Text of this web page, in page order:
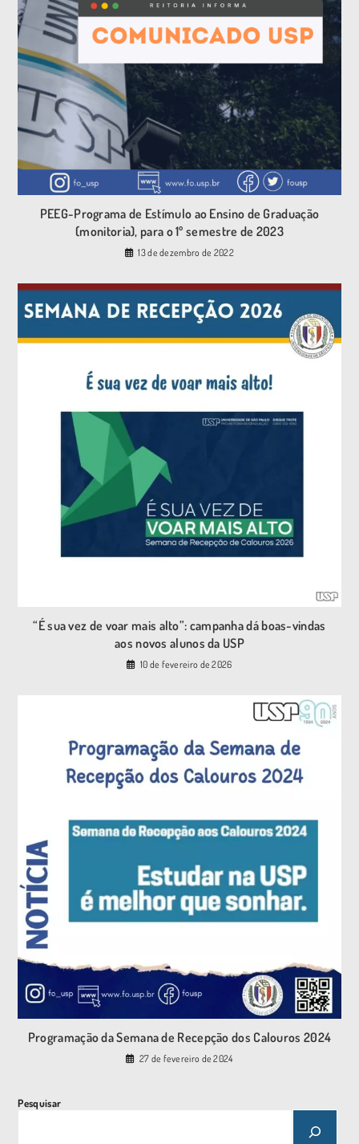
PEEG-Programa de Estímulo ao Ensino de Graduação
(monitoria), para o 1º semestre de 2023
13 de dezembro de 2022
“É sua vez de voar mais alto”: campanha dá boas-vindas
aos novos alunos da USP
10 de fevereiro de 2026
Programação da Semana de Recepção dos Calouros 2024
27 de fevereiro de 2024
Pesquisar